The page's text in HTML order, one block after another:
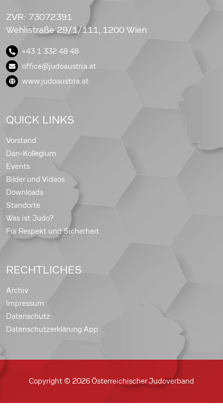
ZVR: 73072391
Wehlistraße 29/1/111, 1200 Wien
+43 1 332 48 48
office@judoaustria.at
www.judoaustria.at
QUICK LINKS
Vorstand
Dan-Kollegium
Events
Bilder und Videos
Downloads
Standorte
Was ist Judo?
Für Respekt und Sicherheit
RECHTLICHES
Archiv
Impressum
Datenschutz
Datenschutzerklärung App
Copyright © 2026 Österreichischer Judoverband